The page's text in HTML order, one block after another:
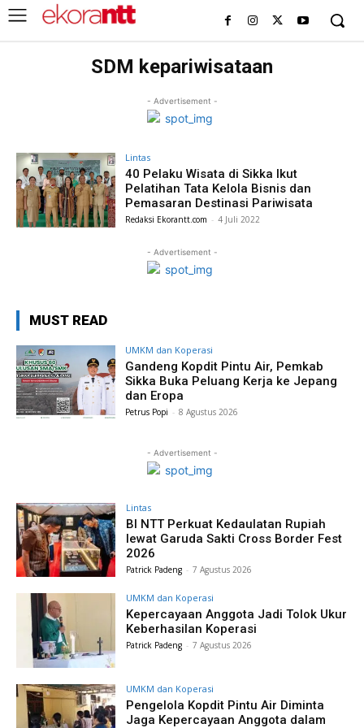
SDM kepariwisataan
- Advertisement -
Lintas
40 Pelaku Wisata di Sikka Ikut
Pelatihan Tata Kelola Bisnis dan
Pemasaran Destinasi Pariwisata
Redaksi Ekorantt.com - 4 Juli 2022
- Advertisement -
MUST READ
UMKM dan Koperasi
Gandeng Kopdit Pintu Air, Pemkab
Sikka Buka Peluang Kerja ke Jepang
dan Eropa
Petrus Popi - 8 Agustus 2026
- Advertisement -
Lintas
BI NTT Perkuat Kedaulatan Rupiah
lewat Garuda Sakti Cross Border Fest
2026
Patrick Padeng - 7 Agustus 2026
UMKM dan Koperasi
Kepercayaan Anggota Jadi Tolok Ukur
Keberhasilan Koperasi
Patrick Padeng - 7 Agustus 2026
UMKM dan Koperasi
Pengelola Kopdit Pintu Air Diminta
Jaga Kepercayaan Anggota dalam